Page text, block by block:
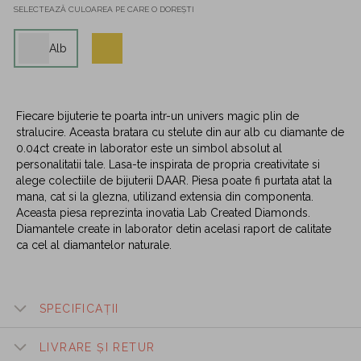
SELECTEAZĂ CULOAREA PE CARE O DOREȘTI
Alb
Fiecare bijuterie te poarta intr-un univers magic plin de
stralucire. Aceasta bratara cu stelute din aur alb cu diamante de
0.04ct create in laborator este un simbol absolut al
personalitatii tale. Lasa-te inspirata de propria creativitate si
alege colectiile de bijuterii DAAR. Piesa poate fi purtata atat la
mana, cat si la glezna, utilizand extensia din componenta.
Aceasta piesa reprezinta inovatia Lab Created Diamonds.
Diamantele create in laborator detin acelasi raport de calitate
ca cel al diamantelor naturale.
SPECIFICAȚII
LIVRARE ȘI RETUR